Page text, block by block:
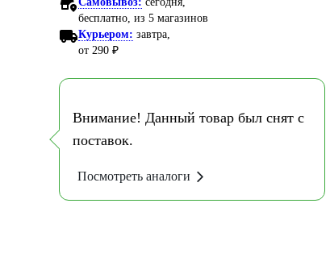
бесплатно , из 5 магазинов
Курьером: завтра,
от 290 ₽
Внимание! Данный товар был снят с
поставок.
Посмотреть аналоги